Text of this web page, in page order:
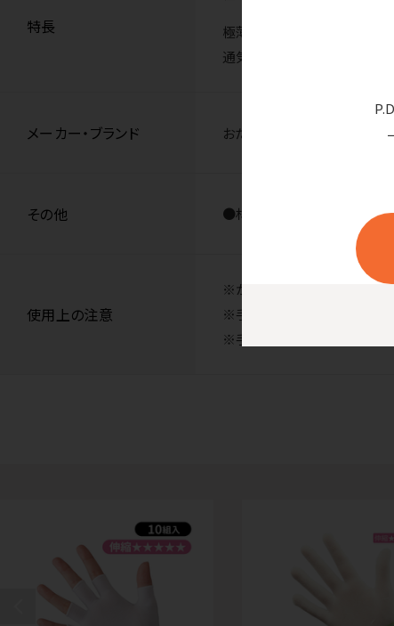
特長
極薄タイプのため、グローブ
通気性に優れ、汗ムレも軽減！
メーカー・ブランド おたふく手袋株式会社
その他 ●材質／本体：ナイロン
使用上の注意
※かなり薄くてデリケートなた
※手首の色はサイズによって
※手首部分に天然ゴムを使用